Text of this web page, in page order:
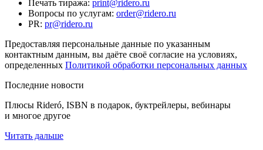
Печать тиража: print@ridero.ru
Вопросы по услугам: order@ridero.ru
PR: pr@ridero.ru
Предоставляя персональные данные по указанным
контактным данным, вы даёте своё согласие на условиях,
определенных Политикой обработки персональных данных
Последние новости
Плюсы Rideró, ISBN в подарок, буктрейлеры, вебинары
и многое другое
Читать дальше